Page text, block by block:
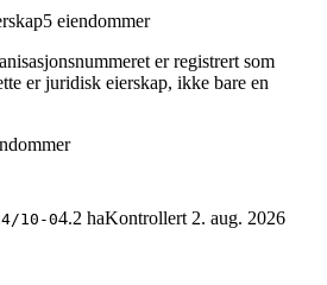
5 eiendommer
er registrert som
er juridisk eierskap, ikke bare en
10-04.2 haKontrollert2. aug. 2026